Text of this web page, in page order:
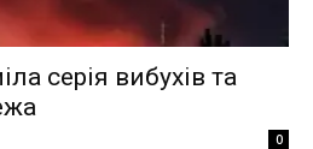
серія вибухів та
0